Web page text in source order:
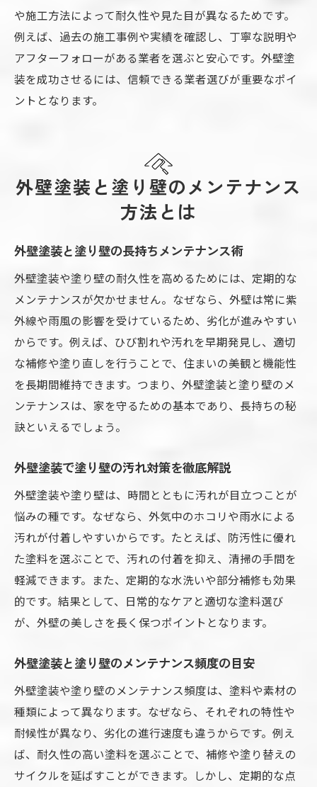
や施工方法によって耐久性や見た目が異なるためです。
例えば、過去の施工事例や実績を確認し、丁寧な説明や
アフターフォローがある業者を選ぶと安心です。外壁塗
装を成功させるには、信頼できる業者選びが重要なポイ
ントとなります。
外壁塗装と塗り壁のメンテナンス
方法とは
外壁塗装と塗り壁の長持ちメンテナンス術
外壁塗装や塗り壁の耐久性を高めるためには、定期的な
メンテナンスが欠かせません。なぜなら、外壁は常に紫
外線や雨風の影響を受けているため、劣化が進みやすい
からです。例えば、ひび割れや汚れを早期発見し、適切
な補修や塗り直しを行うことで、住まいの美観と機能性
を長期間維持できます。つまり、外壁塗装と塗り壁のメ
ンテナンスは、家を守るための基本であり、長持ちの秘
訣といえるでしょう。
外壁塗装で塗り壁の汚れ対策を徹底解説
外壁塗装や塗り壁は、時間とともに汚れが目立つことが
悩みの種です。なぜなら、外気中のホコリや雨水による
汚れが付着しやすいからです。たとえば、防汚性に優れ
た塗料を選ぶことで、汚れの付着を抑え、清掃の手間を
軽減できます。また、定期的な水洗いや部分補修も効果
的です。結果として、日常的なケアと適切な塗料選び
が、外壁の美しさを長く保つポイントとなります。
外壁塗装と塗り壁のメンテナンス頻度の目安
外壁塗装や塗り壁のメンテナンス頻度は、塗料や素材の
種類によって異なります。なぜなら、それぞれの特性や
耐候性が異なり、劣化の進行速度も違うからです。例え
ば、耐久性の高い塗料を選ぶことで、補修や塗り替えの
サイクルを延ばすことができます。しかし、定期的な点